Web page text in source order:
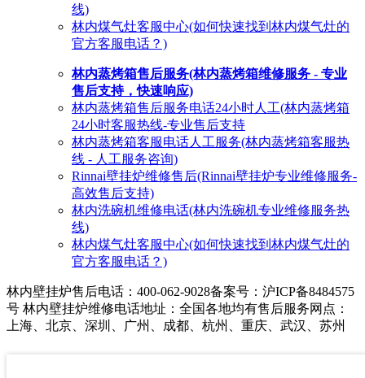
线)
林内煤气灶客服中心(如何快速找到林内煤气灶的
官方客服电话？)
林内蒸烤箱售后服务(林内蒸烤箱维修服务 - 专业
售后支持，快速响应)
林内蒸烤箱售后服务电话24小时人工(林内蒸烤箱
24小时客服热线-专业售后支持
林内蒸烤箱客服电话人工服务(林内蒸烤箱客服热
线 - 人工服务咨询)
Rinnai壁挂炉维修售后(Rinnai壁挂炉专业维修服务-
高效售后支持)
林内洗碗机维修电话(林内洗碗机专业维修服务热
线)
林内煤气灶客服中心(如何快速找到林内煤气灶的
官方客服电话？)
林内壁挂炉售后电话：400-062-9028备案号：沪ICP备8484575
号 林内壁挂炉维修电话地址：全国各地均有售后服务网点：
上海、北京、深圳、广州、成都、杭州、重庆、武汉、苏州